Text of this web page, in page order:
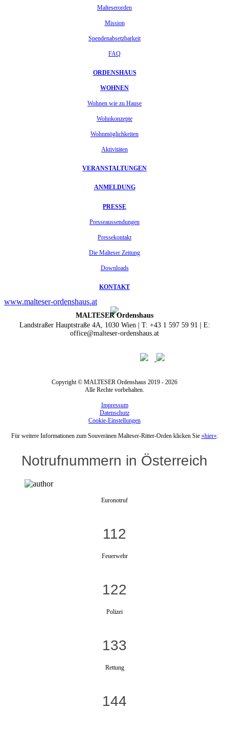
Malteserorden
Mission
Spendenabsetzbarkeit
FAQ
ORDENSHAUS
WOHNEN
Wohnen wie zu Hause
Wohnkonzepte
Wohnmöglichkeiten
Aktivitäten
VERANSTALTUNGEN
ANMELDUNG
PRESSE
Presseaussendungen
Pressekontakt
Die Malteser Zeitung
Downloads
KONTAKT
www.malteser-ordenshaus.at
MALTESER Ordenshaus
Landstraßer Hauptstraße 4A, 1030 Wien | T: +43 1 597 59 91 | E:
office@malteser-ordenshaus.at
Copyright © MALTESER Ordenshaus 2019 - 2026
Alle Rechte vorbehalten.
Impressum
Datenschutz
Cookie-Einstellungen
Für weitere Informationen zum Souveränen Malteser-Ritter-Orden klicken Sie »hier«.
Notrufnummern in Österreich
Euronotruf
112
Feuerwehr
122
Polizei
133
Rettung
144